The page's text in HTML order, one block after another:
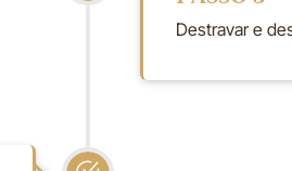
Destravar e